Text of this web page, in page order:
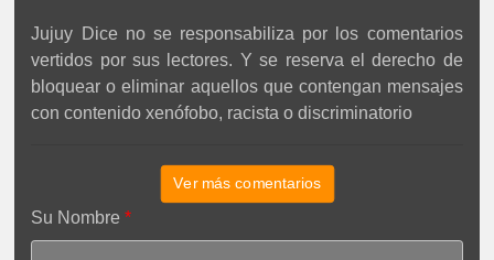
Jujuy Dice no se responsabiliza por los comentarios
vertidos por sus lectores. Y se reserva el derecho de
bloquear o eliminar aquellos que contengan mensajes
con contenido xenófobo, racista o discriminatorio
Ver más comentarios
Su Nombre